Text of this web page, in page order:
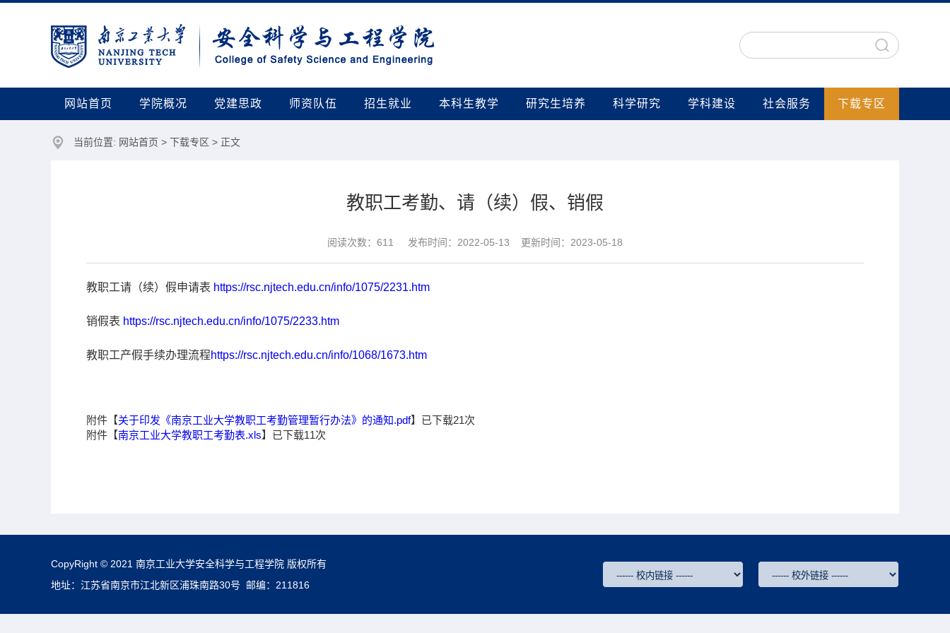
网站首页 学院概况 党建思政 师资队伍 招生就业 本科生教学 研究生培养 科学研究 学科建设 社会服务 下载专区
当前位置: 网站首页 > 下载专区 > 正文
教职工考勤、请（续）假、销假
阅读次数： 611 发布时间：2022-05-13 更新时间：2023-05-18
教职工请（续）假申请表 https://rsc.njtech.edu.cn/info/1075/2231.htm
销假表 https://rsc.njtech.edu.cn/info/1075/2233.htm
教职工产假手续办理流程https://rsc.njtech.edu.cn/info/1068/1673.htm
附件【关于印发《南京工业大学教职工考勤管理暂行办法》的通知.pdf】已下载21次
附件【南京工业大学教职工考勤表.xls】已下载11次
CopyRight © 2021 南京工业大学安全科学与工程学院 版权所有
地址：江苏省南京市江北新区浦珠南路30号 邮编：211816